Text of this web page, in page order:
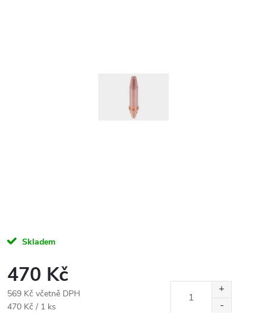
Skladem
470 Kč
569 Kč včetně DPH
Měrná
470 Kč / 1 ks